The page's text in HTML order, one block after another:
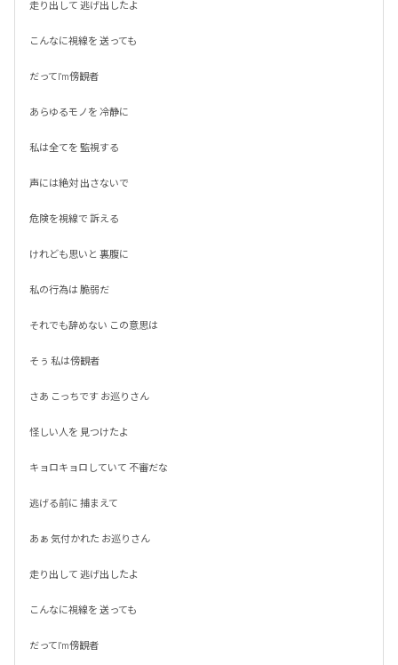
走り出して 逃げ出したよ
こんなに視線を 送っても
だってI'm傍観者
あらゆるモノを 冷静に
私は全てを 監視する
声には絶対 出さないで
危険を視線で 訴える
けれども思いと 裏腹に
私の行為は 脆弱だ
それでも辞めない この意思は
そぅ 私は傍観者
さあ こっちです お巡りさん
怪しい人を 見つけたよ
キョロキョロしていて 不審だな
逃げる前に 捕まえて
あぁ 気付かれた お巡りさん
走り出して 逃げ出したよ
こんなに視線を 送っても
だってI'm傍観者